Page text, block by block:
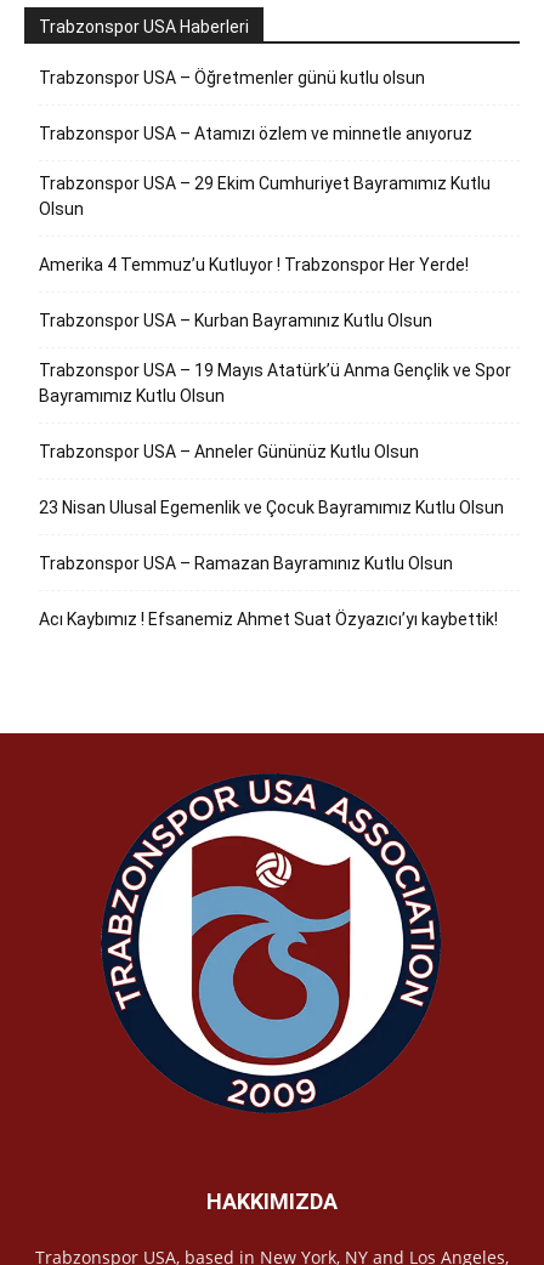
Trabzonspor USA Haberleri
Trabzonspor USA – Öğretmenler günü kutlu olsun
Trabzonspor USA – Atamızı özlem ve minnetle anıyoruz
Trabzonspor USA – 29 Ekim Cumhuriyet Bayramımız Kutlu
Olsun
Amerika 4 Temmuz’u Kutluyor ! Trabzonspor Her Yerde!
Trabzonspor USA – Kurban Bayramınız Kutlu Olsun
Trabzonspor USA – 19 Mayıs Atatürk’ü Anma Gençlik ve Spor
Bayramımız Kutlu Olsun
Trabzonspor USA – Anneler Gününüz Kutlu Olsun
23 Nisan Ulusal Egemenlik ve Çocuk Bayramımız Kutlu Olsun
Trabzonspor USA – Ramazan Bayramınız Kutlu Olsun
Acı Kaybımız ! Efsanemiz Ahmet Suat Özyazıcı’yı kaybettik!
HAKKIMIZDA
Trabzonspor USA, based in New York, NY and Los Angeles,